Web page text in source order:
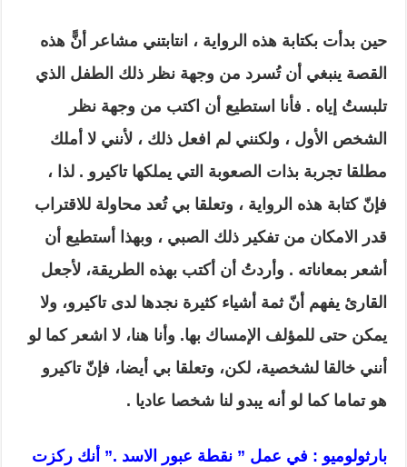
حين بدأت بكتابة هذه الرواية ، انتابتني مشاعر أنًّ هذه
القصة ينبغي أن تُسرد من وجهة نظر ذلك الطفل الذي
تلبستُ إياه . فأنا استطيع أن اكتب من وجهة نظر
الشخص الأول ، ولكنني لم افعل ذلك ، لأنني لا أملك
مطلقا تجربة بذات الصعوبة التي يملكها تاكيرو . لذا ،
فإنّ كتابة هذه الرواية ، وتعلقا بي تُعد محاولة للاقتراب
قدر الامكان من تفكير ذلك الصبي ، وبهذا أستطيع أن
أشعر بمعاناته . وأردتُ أن أكتب بهذه الطريقة، لأجعل
القارئ يفهم أنّ ثمة أشياء كثيرة نجدها لدى تاكيرو، ولا
يمكن حتى للمؤلف الإمساك بها. وأنا هنا، لا اشعر كما لو
أنني خالقا لشخصية، لكن، وتعلقا بي أيضا، فإنّ تاكيرو
هو تماما كما لو أنه يبدو لنا شخصا عاديا .
بارثولوميو : في عمل ” نقطة عبور الاسد .” أنك ركزت